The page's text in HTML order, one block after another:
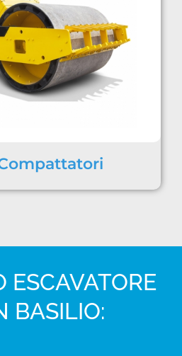
ESCAVATORE
BASILIO: